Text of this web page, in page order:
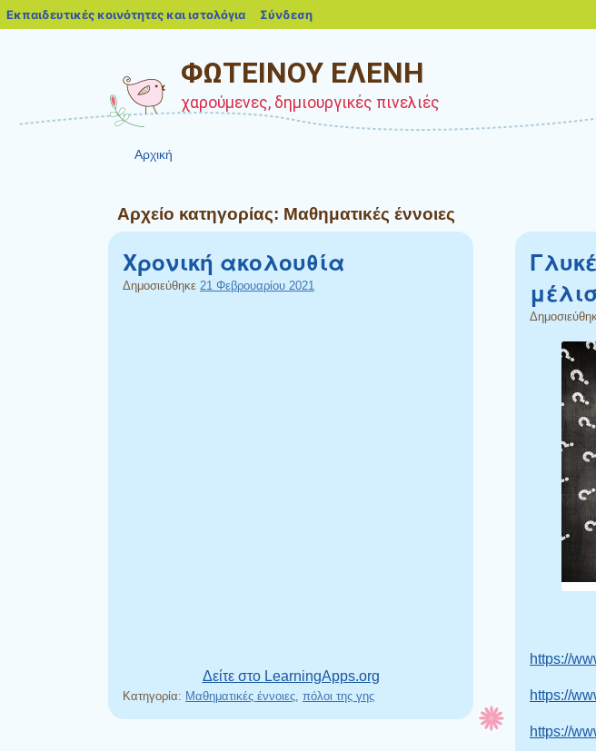
ΦΩΤΕΙΝΟΥ ΕΛΕΝΗ
χαρούμενες, δημιουργικές πινελιές
Αρχική
Αρχείο κατηγορίας: Μαθηματικές έννοιες
Χρονική ακολουθία
Δημοσιεύθηκε 21 Φεβρουαρίου 2021
Δείτε στο LearningApps.org
Κατηγορία: Μαθηματικές έννοιες πόλοι της γης
https://
https://
https://
Εκπαιδευτικές κοινότητες και ιστολόγια blogs.sch.gr
Σύνδεση